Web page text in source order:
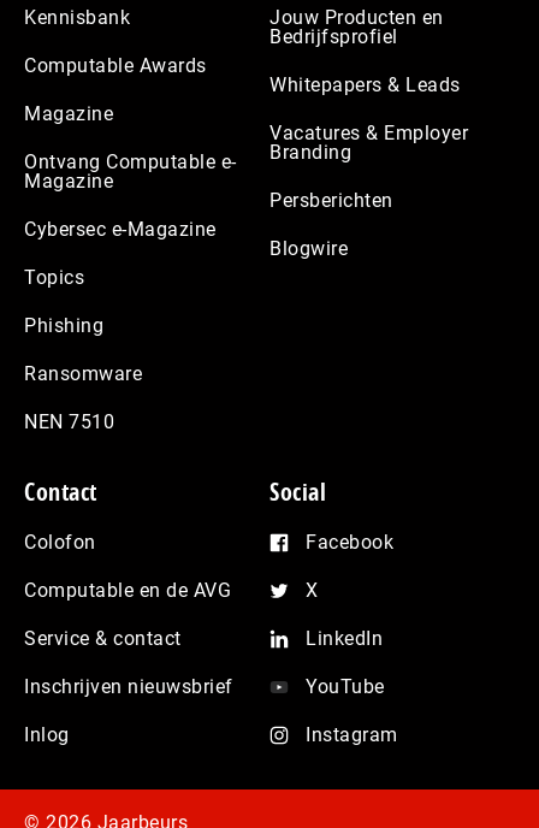
Kennisbank
Computable Awards
Magazine
Ontvang Computable e-
Magazine
Cybersec e-Magazine
Topics
Phishing
Ransomware
NEN 7510
Jouw Producten en
Bedrijfsprofiel
Whitepapers & Leads
Vacatures & Employer
Branding
Persberichten
Blogwire
Contact
Colofon
Computable en de AVG
Service & contact
Inschrijven nieuwsbrief
Inlog
Social
Facebook
X
LinkedIn
YouTube
Instagram
© 2026 Jaarbeurs